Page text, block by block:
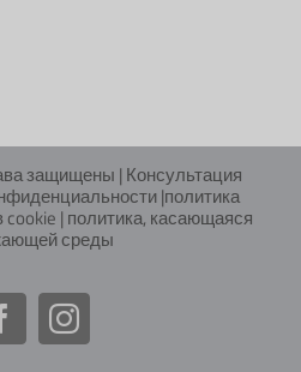
защищены |Консультация
|политика
|политика, касающаяся
среды
FacebookInstagram